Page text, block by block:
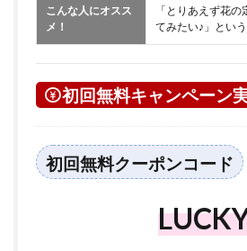
こんな人にオスス
メ！
「とりあえず花
てみたい♪」とい
初回無料キャンペーン
初回無料クーポンコード